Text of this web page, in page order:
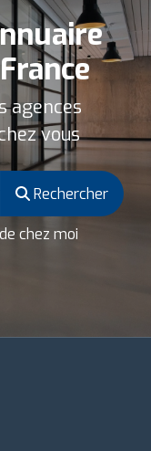
agences
vous
Rechercher
chez moi